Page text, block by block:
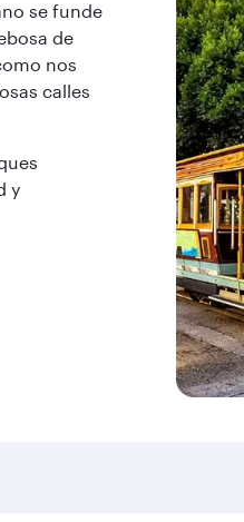
se funde
de
nos
calles
y